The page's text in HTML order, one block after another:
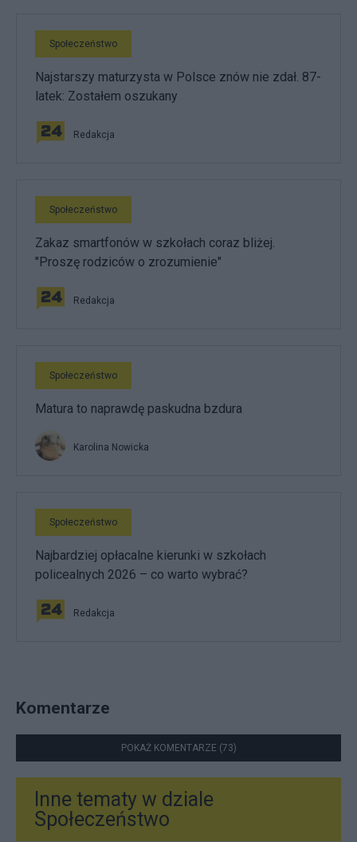
Społeczeństwo
Najstarszy maturzysta w Polsce znów nie zdał. 87-
latek: Zostałem oszukany
Redakcja
Społeczeństwo
Zakaz smartfonów w szkołach coraz bliżej.
"Proszę rodziców o zrozumienie"
Redakcja
Społeczeństwo
Matura to naprawdę paskudna bzdura
Karolina Nowicka
Społeczeństwo
Najbardziej opłacalne kierunki w szkołach
policealnych 2026 – co warto wybrać?
Redakcja
Komentarze
POKAŻ KOMENTARZE (73)
Inne tematy w dziale
Społeczeństwo